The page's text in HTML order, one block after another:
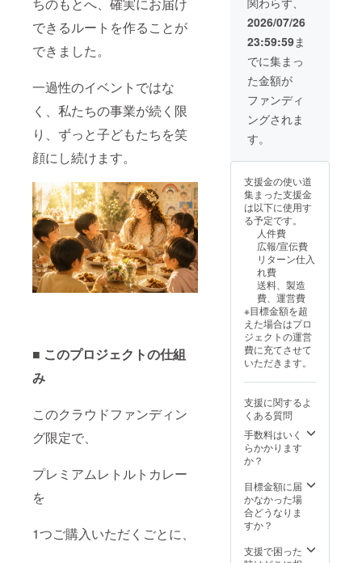
ちのもとへ、確実にお届け
できるルートを作ることが
できました。
一過性のイベントではな
く、私たちの事業が続く限
り、ずっと子どもたちを笑
顔にし続けます。
■ このプロジェクトの仕組
み
このクラウドファンディン
グ限定で、
プレミアムレトルトカレー
を
1つご購入いただくごとに、
事支援および活
動運営に活用い
たします。
カード ■ 商品詳
細 ・内容量：約
180g☓3食分 ・
保存方法：常温
保存 ・賞味期
限：製造日より
約18ヶ月 ・アレ
ルギー：小麦・
乳・鶏肉を含む
（詳細は表示ラ
ベルに記載）
「原材料及び添
加物等の食品表
示はお届け商品
のラベルに表記
されます。商品
開封前には必ず
お届けのリター
ンに貼付された
ラベルや注意書
きをご確認くだ
さい。」 ※本プ
ロジェクトは、
継続的な支援を
目的として運営
しており、 売上
の一部を子ども
たちへの食事支
援および活動運
営に活用いたし
ます。
の内容を拡張し
たプランです。
■ 内容 ・高級レ
トルトカレー 3
食分 ・
FANFARE
Platinum
Supporters 限定
カード ■ 商品詳
細 ・内容量：約
250g ・保存方
日より約18ヶ月
・アレルギー：
小麦・乳・鶏肉
を含む（詳細は
表示ラベルに記
載） 「原材料及
び添加物等の食
品表示はお届け
商品のラベルに
表記されます。
商品開封前には
必ずお届けのリ
ターンに貼付さ
れたラベルや注
意書きをご確認
は、継続的な支
援を目的として
運営しており、
売上の一部を子
どもたちへの食
事支援および活
動運営に活用い
たします。
に、 子ども食堂
などへ【100食
お届けします。
また、ご支援い
ただいた企業
様・団体様・個
人様のお名前
を、 活動報告や
SNS等でご紹介
させていただき
ます（希望者の
み）。 本プラン
は、 継続的な食
事支援の大きな
力となります。
社会貢献の一環
として、 ぜひご
参加いただけま
すと幸いです。
■ 内容 ・プレミ
アムレトルトカ
レー 10食分 ・
FANFARE
Platinum
Supporters 限定
カード ■ 商品詳
細 ・内容量：約
250g ・保存方
法：常温保存 ・
賞味期限：製造
日より約18ヶ月
・アレルギー：
小麦・乳・鶏肉
を含む（詳細は
表示ラベルに記
び添加物等の食
品表示はお届け
商品のラベルに
表記されます。
必ずお届けのリ
2026/07/26
23:59:59ま
でに集まっ
た金額が
ファンディ
ングされま
す。
支援金の使い道
集まった支援金
は以下に使用す
る予定です。
人件費
広報/宣伝費
リターン仕入
れ費
送料、製造
費、運営費
※目標金額を超
えた場合はプロ
ジェクトの運営
費に充てさせて
いただきます。
支援に関するよ
くある質問
手数料はいく
らかかります
か？
目標金額に届
かなかった場
合どうなりま
すか？
支援で困った